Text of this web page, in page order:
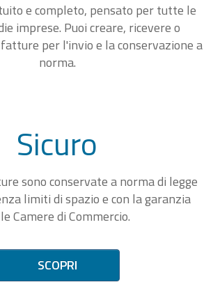
e completo, pensato per tutte le
imprese. Puoi creare, ricevere o
per l'invio e la conservazione a
norma.
Sicuro
sono conservate a norma di legge
limiti di spazio e con la garanzia
Camere di Commercio.
SCOPRI